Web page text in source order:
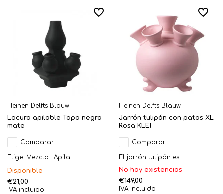
Heinen Delfts Blauw
Locura apilable Tapa negra
mate
Comparar
Elige. Mezcla. ¡Apila!...
Disponible
€21,00
IVA incluido
Heinen Delfts Blauw
Jarrón tulipán con patas XL
Rosa KLEI
Comparar
El jarrón tulipán es ...
No hay existencias
€149,00
IVA incluido